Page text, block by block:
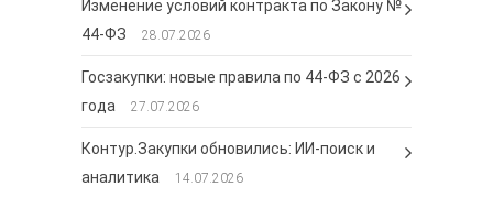
Изменение условий контракта по Закону №
44-ФЗ
28.07.2026
Госзакупки: новые правила по 44-ФЗ с 2026
года
27.07.2026
Контур.Закупки обновились: ИИ-поиск и
аналитика
14.07.2026